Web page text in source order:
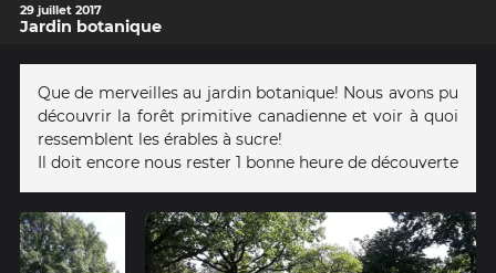
29 juillet 2017
Jardin botanique
Que de merveilles au jardin botanique! Nous avons pu
découvrir la forêt primitive canadienne et voir à quoi
ressemblent les érables à sucre!
Il doit encore nous rester 1 bonne heure de découverte